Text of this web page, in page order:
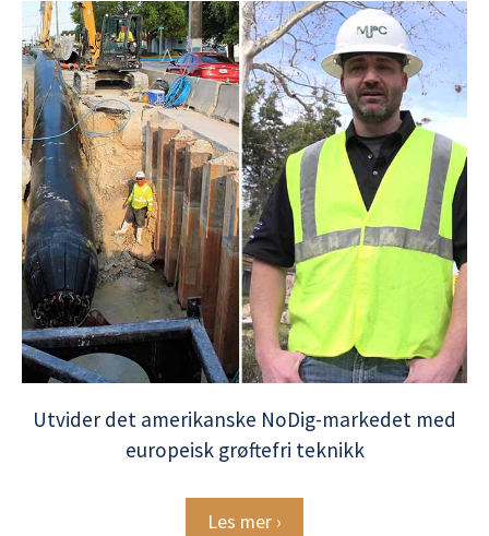
Utvider det amerikanske NoDig-markedet med
europeisk grøftefri teknikk
Les mer ›